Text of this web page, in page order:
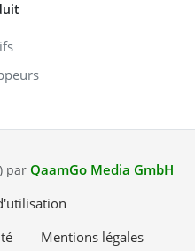
par QaamGo Media GmbH
Mentions légales